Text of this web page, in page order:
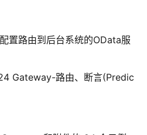
置路由到后台系统的OData服
Gateway-路由、断言(Predic